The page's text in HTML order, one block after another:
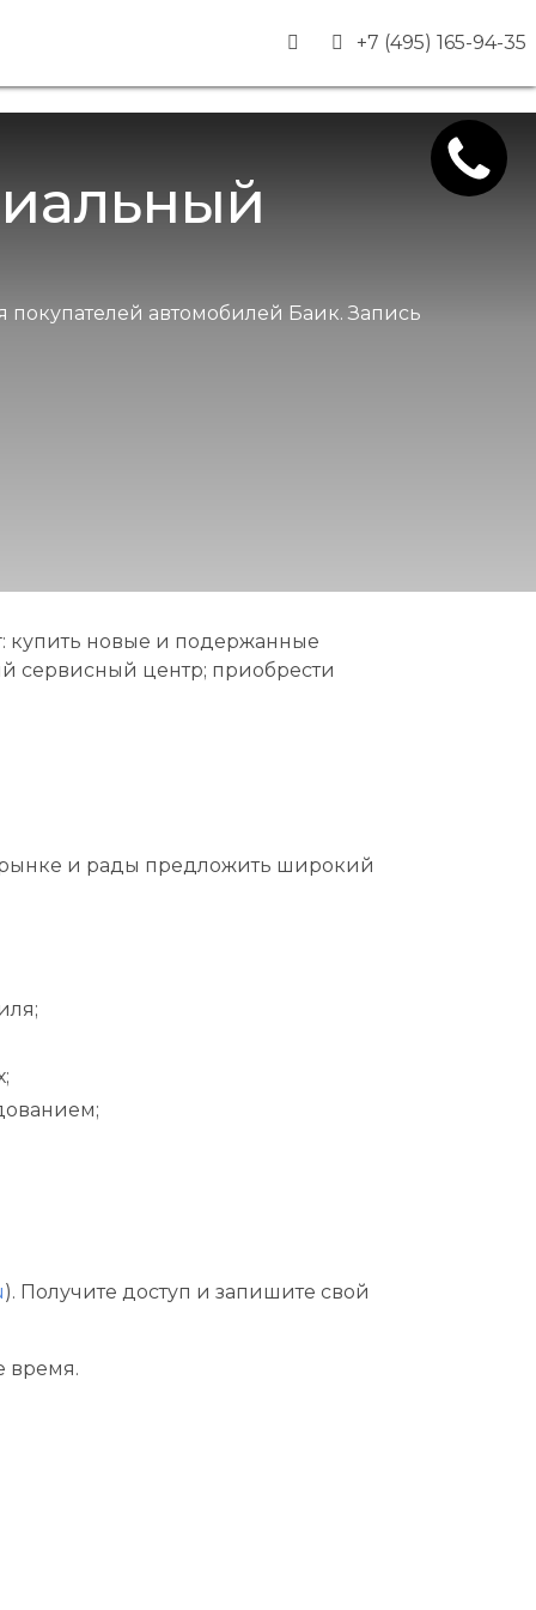
+7 (495) 165-94-35
автомобилей Баик. Запись
купить новые и подержанные
сервисный центр; приобрести
и рады предложить широкий
). Получите доступ и запишите свой
время.